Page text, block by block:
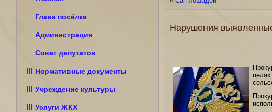
Глава посёлка
Администрация
Совет депутатов
Нормативные документы
Учреждение культуры
Услуги ЖКХ
Нарушения